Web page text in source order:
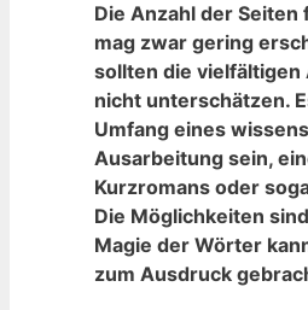
Die Anzahl der
mag zwar gering
sollten die vielfältigen
nicht unterschätzen.
Umfang eines
Ausarbeitung ‌sein,
Kurzromans​ oder
Die ⁤Möglichkeiten
Magie der Wörter​
zum ⁤Ausdruck